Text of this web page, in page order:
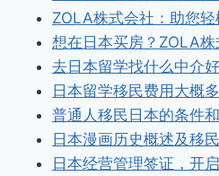
ZOLA株式会社：助您
想在日本买房？ZOLA株
去日本留学找什么中介
日本留学移民费用大概
普通人移民日本的条件
日本漫画历史概述及移
日本经营管理签证，开